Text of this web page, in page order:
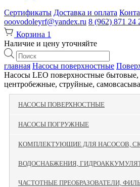
Сертификаты Доставка и оплата
ooovodoleyrf@yandex.ru 8 (962) 871 24
Корзина 1
Наличие и цену уточняйте
Поиск
товаров
главная Насосы поверхностные
Насосы LEO поверхностные бытовые,
центробежные, струйные,
НАСОСЫ ПОВЕРХНОСТНЫЕ
НАСОСЫ ПОГРУЖНЫЕ
КОМПЛЕКТУЮЩИЕ ДЛЯ НАСОСОВ,
ВОДОСНАБЖЕНИЯ,
ЧАСТОТНЫЕ ПРЕОБРАЗОВАТЕЛИ,